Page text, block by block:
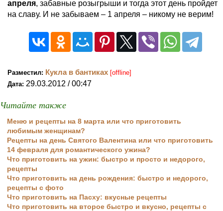
апреля, забавные розыгрыши и тогда этот день пройдет
на славу. И не забываем – 1 апреля – никому не верим!
Разместил: Кукла в бантиках [offline]
Дата: 29.03.2012 / 00:47
Читайте также
Меню и рецепты на 8 марта или что приготовить
любимым женщинам?
Рецепты на день Святого Валентина или что приготовить
14 февраля для романтического ужина?
Что приготовить на ужин: быстро и просто и недорого,
рецепты
Что приготовить на день рождения: быстро и недорого,
рецепты с фото
Что приготовить на Пасху: вкусные рецепты
Что приготовить на второе быстро и вкусно, рецепты с